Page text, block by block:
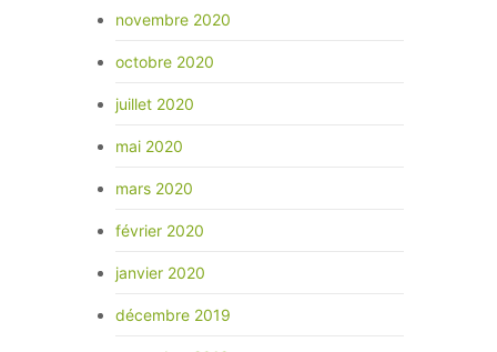
novembre 2020
octobre 2020
juillet 2020
mai 2020
mars 2020
février 2020
janvier 2020
décembre 2019